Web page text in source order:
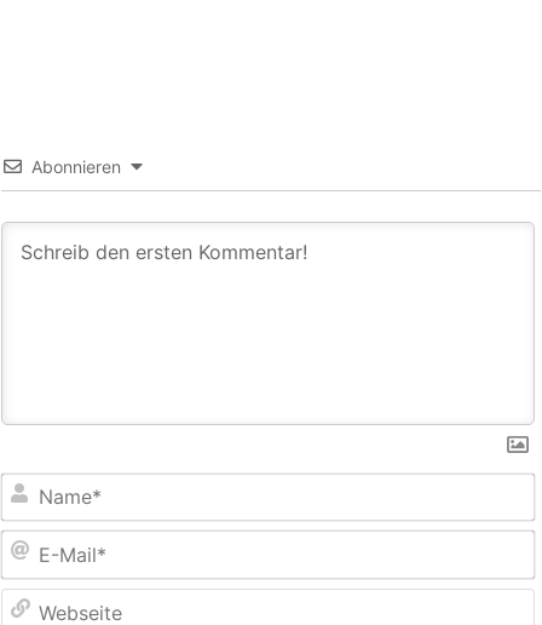
Abonnieren